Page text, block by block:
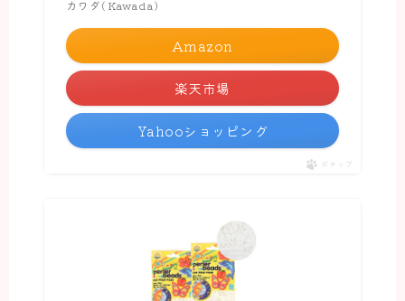
カワダ(Kawada)
Amazon
楽天市場
Yahooショッピング
ポチップ